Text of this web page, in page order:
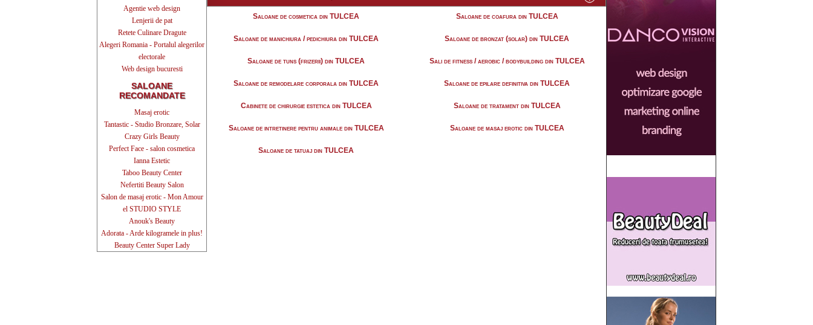
Agentie web design
Lenjerii de pat
Retete Culinare Dragute
Alegeri Romania - Portalul alegerilor
electorale
Web design bucuresti
SALOANE
RECOMANDATE
Masaj erotic
Tantastic - Studio Bronzare, Solar
Crazy Girls Beauty
Perfect Face - salon cosmetica
Ianna Estetic
Taboo Beauty Center
Nefertiti Beauty Salon
Salon de masaj erotic - Mon Amour
el STUDIO STYLE
Anouk's Beauty
Adorata - Arde kilogramele in plus!
Beauty Center Super Lady
Saloane de cosmetica din TULCEA Saloane de coafura din TULCEA
Saloane de manichiura / pedichiura din TULCEA Saloane de bronzat (solar) din TULCEA
Saloane de tuns (frizerii) din TULCEA Sali de fitness / aerobic / bodybuilding din TULCEA
Saloane de remodelare corporala din TULCEA Saloane de epilare definitiva din TULCEA
Cabinete de chirurgie estetica din TULCEA Saloane de tratament din TULCEA
Saloane de intretinere pentru animale din TULCEA Saloane de masaj erotic din TULCEA
Saloane de tatuaj din TULCEA